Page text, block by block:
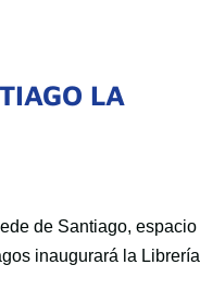
LA
de Santiago, espacio
inaugurará la Librería